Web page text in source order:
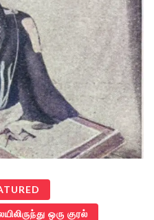
ஒரு குரல்